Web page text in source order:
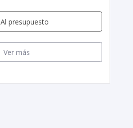
Al presupuesto
Ver más